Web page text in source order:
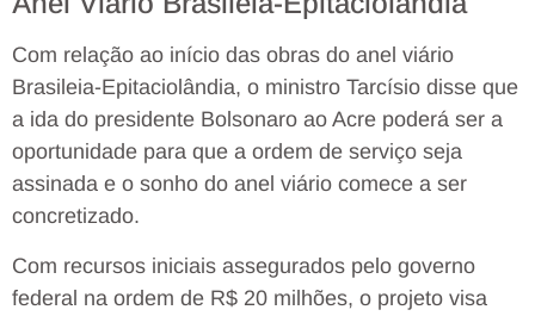
Com relação ao início das obras do anel viário
Brasileia-Epitaciolândia, o ministro Tarcísio disse que
a ida do presidente Bolsonaro ao Acre poderá ser a
oportunidade para que a ordem de serviço seja
assinada e o sonho do anel viário comece a ser
concretizado.
Com recursos iniciais assegurados pelo governo
federal na ordem de R$ 20 milhões, o projeto visa